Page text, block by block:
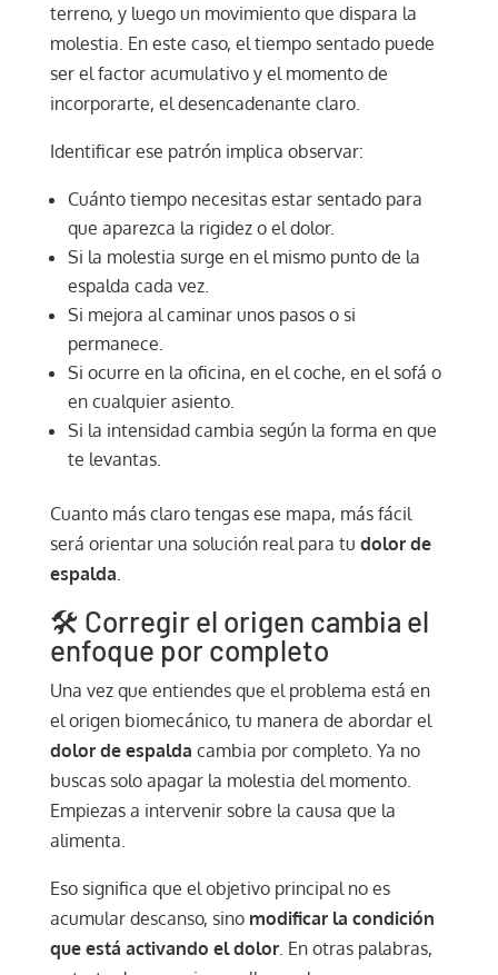
terreno, y luego un movimiento que dispara la
molestia. En este caso, el tiempo sentado puede
ser el factor acumulativo y el momento de
incorporarte, el desencadenante claro.
Identificar ese patrón implica observar:
Cuánto tiempo necesitas estar sentado para
que aparezca la rigidez o el dolor.
Si la molestia surge en el mismo punto de la
espalda cada vez.
Si mejora al caminar unos pasos o si
permanece.
Si ocurre en la oficina, en el coche, en el sofá o
en cualquier asiento.
Si la intensidad cambia según la forma en que
te levantas.
Cuanto más claro tengas ese mapa, más fácil
será orientar una solución real para tu dolor de
espalda
🛠️ Corregir el origen cambia el
enfoque por completo
Una vez que entiendes que el problema está en
el origen biomecánico, tu manera de abordar el
dolor de espalda cambia por completo. Ya no
buscas solo apagar la molestia del momento.
Empiezas a intervenir sobre la causa que la
alimenta.
Eso significa que el objetivo principal no es
acumular descanso, sino modificar la condición
que está activando el dolor. En otras palabras,